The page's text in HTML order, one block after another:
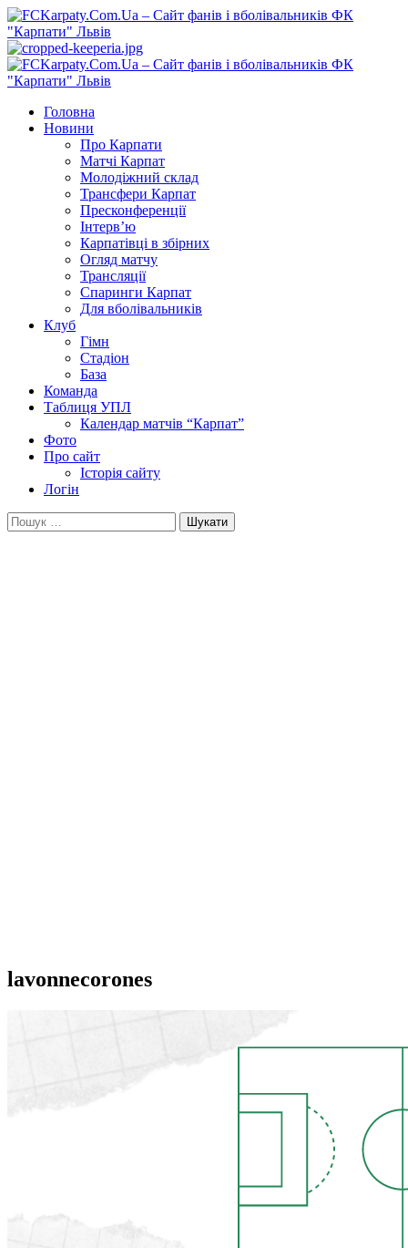
Перейти
до
вмісту
Primary
Menu
Головна
Новини
Про Карпати
Матчі Карпат
Молодіжний склад
Трансфери Карпат
Пресконференції
Інтерв’ю
Карпатівці в збірних
Огляд матчу
Трансляції
Спаринги Карпат
Для вболівальників
Клуб
Гімн
Стадіон
База
Команда
Таблиця УПЛ
Календар матчів “Карпат”
Фото
Про сайт
Історія сайту
Логін
Пошук:
lavonnecorones